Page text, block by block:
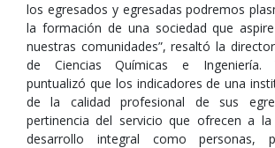
los egresados y egresadas podremos
la formación de una sociedad que
nuestras comunidades”, resaltó la
de Ciencias Químicas e Ingeniería.
puntualizó que los indicadores de una
de la calidad profesional de sus
pertinencia del servicio que ofrecen a
desarrollo integral como personas,